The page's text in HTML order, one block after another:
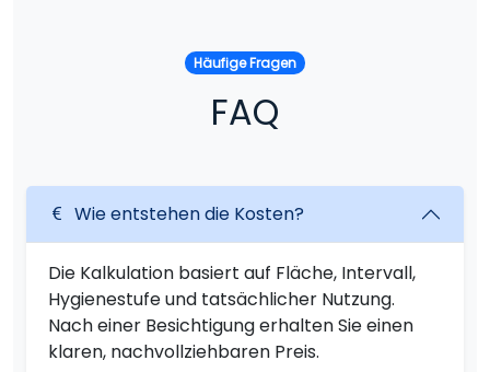
Häufige Fragen
FAQ
Wie entstehen die Kosten?
Die Kalkulation basiert auf Fläche, Intervall,
Hygienestufe und tatsächlicher Nutzung.
Nach einer Besichtigung erhalten Sie einen
klaren, nachvollziehbaren Preis.